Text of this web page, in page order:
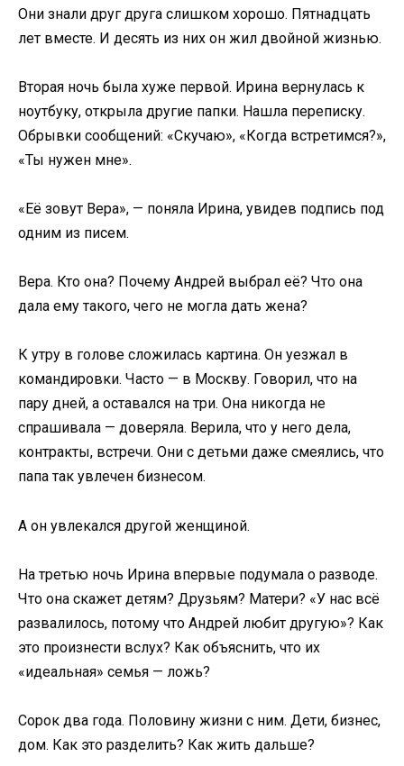
Они знали друг друга слишком хорошо. Пятнадцать
лет вместе. И десять из них он жил двойной жизнью.
Вторая ночь была хуже первой. Ирина вернулась к
ноутбуку, открыла другие папки. Нашла переписку.
Обрывки сообщений: «Скучаю», «Когда встретимся?»,
«Ты нужен мне».
«Её зовут Вера», — поняла Ирина, увидев подпись под
одним из писем.
Вера. Кто она? Почему Андрей выбрал её? Что она
дала ему такого, чего не могла дать жена?
К утру в голове сложилась картина. Он уезжал в
командировки. Часто — в Москву. Говорил, что на
пару дней, а оставался на три. Она никогда не
спрашивала — доверяла. Верила, что у него дела,
контракты, встречи. Они с детьми даже смеялись, что
папа так увлечен бизнесом.
А он увлекался другой женщиной.
На третью ночь Ирина впервые подумала о разводе.
Что она скажет детям? Друзьям? Матери? «У нас всё
развалилось, потому что Андрей любит другую»? Как
это произнести вслух? Как объяснить, что их
«идеальная» семья — ложь?
Сорок два года. Половину жизни с ним. Дети, бизнес,
дом. Как это разделить? Как жить дальше?